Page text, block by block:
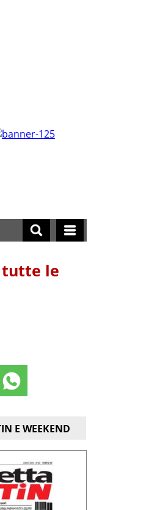
tutte le
E WEEKEND